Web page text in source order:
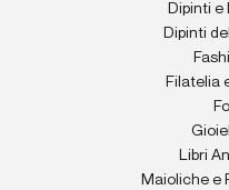
Dipinti e
Dipinti
Filatelia
Libri
Maioliche e